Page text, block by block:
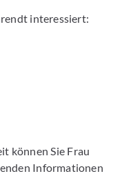
interessiert:
können Sie Frau
Informationen